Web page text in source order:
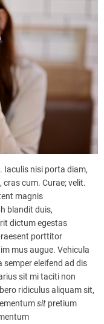
Iaculis nisi porta diam,
cum. Curae; velit.
magnis
blandit duis,
dictum egestas
porttitor
mus augue. Vehicula
semper eleifend ad dis
sit mi taciti non
ridiculus aliquam sit,
sit pretium